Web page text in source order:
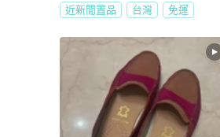
近新閒置品 台灣 免運